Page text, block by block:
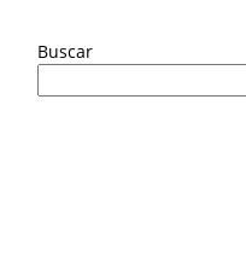
Buscar